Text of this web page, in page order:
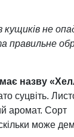
кущиків не
правильне
назву
суцвіть.
аромат. Сорт
може